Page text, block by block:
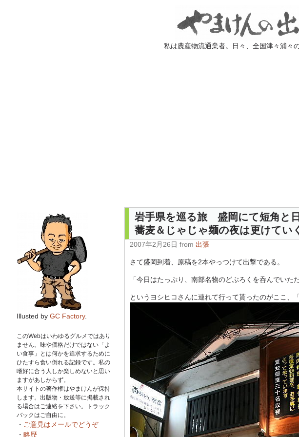
私は農産物流通業者。日々、全国津々浦々
岩手県を巡る旅 盛岡にて短角と
蕎麦＆じゃじゃ麺の夜は更けてい
2007年2月26日 from 出張
さて盛岡到着、原稿を2本やっつけて出撃である。
「今日はたっぷり、南部名物のどぶろくを呑んでいた
というヨシヒコさんに連れて行って貰ったのがここ、
Illusted by GC Factory.
このWebはいわゆるグルメではあり
ません。味や価格だけではない「よ
い食事」とは何かを追求するために
ひたすら食い倒れる記録です。私の
嗜好に合う人しか楽しめないと思い
ますがあしからず。
本サイトの著作権はやまけんが保持
します。出版物・放送等に掲載され
る場合はご連絡を下さい。トラック
バックはご自由に。
・ ご意見はメールでどうぞ
・ 略歴